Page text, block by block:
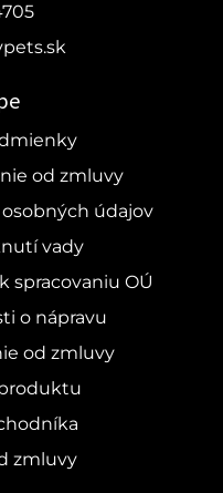
od zmluvy
údajov
vady
spracovaniu OÚ
o nápravu
od zmluvy
zmluvy